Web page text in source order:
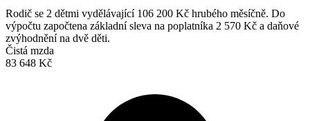
Rodič se 2 dětmi vydělávající 106 200 Kč hrubého měsíčně. Do
výpočtu započtena základní sleva na poplatníka 2 570 Kč a daňové
zvýhodnění na dvě děti.
Čistá mzda
83 648 Kč